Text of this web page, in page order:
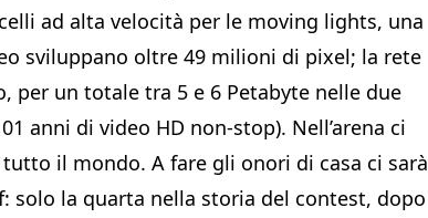
ad alta velocità per le moving lights, una
sviluppano oltre 49 milioni di pixel; la rete
per un totale tra 5 e 6 Petabyte nelle due
anni di video HD non-stop). Nell’arena ci
il mondo. A fare gli onori di casa ci sarà
solo la quarta nella storia del contest, dopo